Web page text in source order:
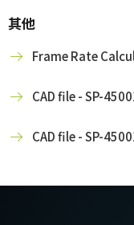
其他
Frame Rate
CAD file - SP-
CAD file - SP-